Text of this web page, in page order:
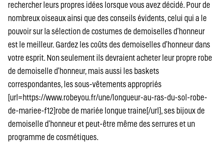
rechercher leurs propres idées lorsque vous avez décidé. Pour de
nombreux oiseaux ainsi que des conseils évidents, celui qui a le
pouvoir sur la sélection de costumes de demoiselles d’honneur
est le meilleur. Gardez les coûts des demoiselles d’honneur dans
votre esprit. Non seulement ils devraient acheter leur propre robe
de demoiselle d’honneur, mais aussi les baskets
correspondantes, les sous-vêtements appropriés
[url=https://www.robeyou.fr/une/longueur-au-ras-du-sol-robe-
de-mariee-f12]robe de mariée longue traine[/url], ses bijoux de
demoiselle d’honneur et peut-être même des serrures et un
programme de cosmétiques.